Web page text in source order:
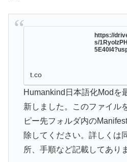
https://
s/
t.co
Humankind日本語化Modを
新しました。このファイル
ピー先フォルダ内の
除してください。詳しくは
所、手順など記載してあり